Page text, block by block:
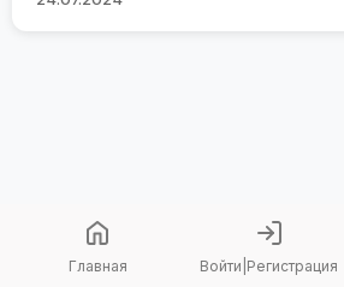
Главная Войти Регистрация